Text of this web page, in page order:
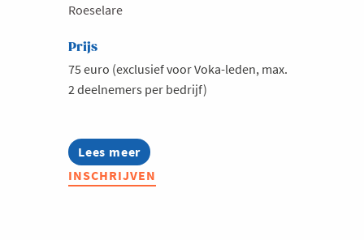
Roeselare
Prijs
75 euro (exclusief voor Voka-leden, max.
2 deelnemers per bedrijf)
Lees meer
about
Voka
Ladies:
INSCHRIJVEN